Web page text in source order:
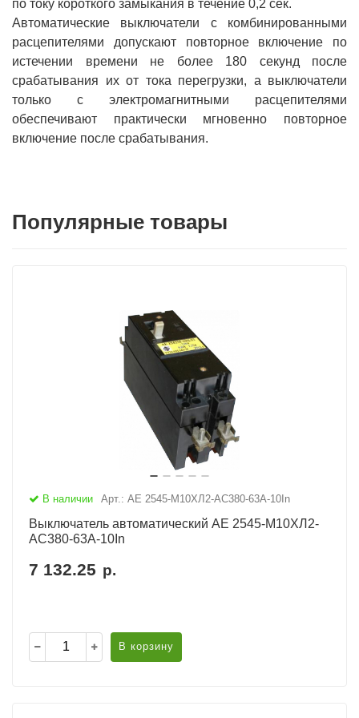
по току короткого замыкания в течение 0,2 сек.
Автоматические выключатели с комбинированными
расцепителями допускают повторное включение по
истечении времени не более 180 секунд после
срабатывания их от тока перегрузки, а выключатели
только с электромагнитными расцепителями
обеспечивают практически мгновенно повторное
включение после срабатывания.
Популярные товары
В наличии Арт.: АЕ 2545-М10ХЛ2-AC380-63А-10In
Выключатель автоматический АЕ 2545-М10ХЛ2-
AC380-63А-10In
7 132.25 р.
В корзину